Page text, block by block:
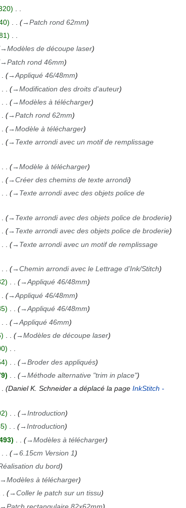
→Patch rond 62mm
→Modèles de découpe laser
→Patch rond 46mm
→Appliqué 46/48mm
→Modification des droits d'auteur
→Modèles à télécharger
→Patch rond 62mm
→Modèle à télécharger
→ Texte arrondi avec un motif de remplissage
→Modèle à télécharger
→Créer des chemins de texte arrondi
→ Texte arrondi avec des objets police de
→ Texte arrondi avec des objets police de broderie
→ Texte arrondi avec des objets police de broderie
→ Texte arrondi avec un motif de remplissage
→Chemin arrondi avec le Lettrage d’Ink/Stitch
→Appliqué 46/48mm
→Appliqué 46/48mm
→Appliqué 46/48mm
→Appliqué 46mm
→Modèles de découpe laser
→Broder des appliqués
→Méthode alternative "trim in place"
Daniel K. Schneider a déplacé la page InkStitch -
→Introduction
→Introduction
→Modèles à télécharger
→6.15cm Version 1
du bord
Modèles à télécharger
→Coller le patch sur un tissu
Patch rectangulaire 82x62mm